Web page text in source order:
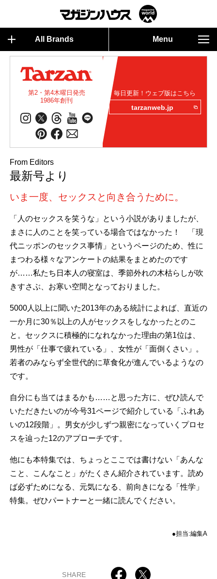
All Brands Menu
第2・第4木曜日発売
1986年創刊
毎日更新！ウェブ版はこちら
tarzanweb.jp
From Editors
最新号より
いま一度、セックスと向き合うために。
「人のセックスを笑うな」という小説がありましたが、
まさに人のことを笑っている場合ではなかった！ 「現
代ニッポンのセックス事情」というページのため、性に
まつわる様々なアンケートの結果をまとめたのです
が……私たち日本人の寝室は、季節外れの木枯らしが吹
きすさぶ、お寒い空間となっておりました。
5000人以上に聞いた2013年のある統計によれば、直近の
一か月に30％以上の人がセックスをしなかったとのこ
と。セックスに積極的になれなかった理由の第1位は、
男性が「仕事で疲れている」、女性が「面倒くさい」。
若者のみならず全世代的に草食化が進んでいるようなの
です。
自分にも当てはまるかも……と思った方に、ぜひ読んで
いただきたいのが今号31ページで紹介している「ふれあ
いの12段階」。男女が少しずつ親密になっていくプロセ
スを辿った12のアプローチです。
他にも本特集では、ちょっとここでは書けない「あんな
こと、こんなこと」がたくさん紹介されています。読め
ば必ずためになる、元気になる、前向きになる「性学」
特集。ぜひパートナーと一緒に読んでください。
●担当:編集A
SHARE